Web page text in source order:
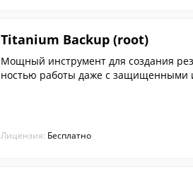
Titanium Backup (root)
Мощный инструмент для создания
ностью работы даже с защищенными
Лицензия: Бесплатно